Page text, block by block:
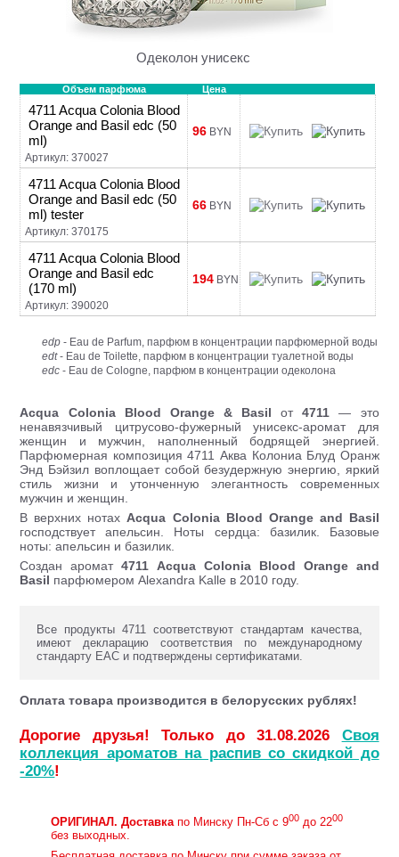
Одеколон унисекс
Объем парфюма Цена
4711 Acqua Colonia Blood
Orange and Basil edc (50
ml)
Артикул: 370027
96 BYN
4711 Acqua Colonia Blood
Orange and Basil edc (50
ml) tester
Артикул: 370175
66 BYN
4711 Acqua Colonia Blood
Orange and Basil edc
(170 ml)
Артикул: 390020
194 BYN
edp - Eau de Parfum, парфюм в концентрации парфюмерной воды
edt- Eau de Toilette, парфюм в концентрации туалетной воды
edc - Eau de Cologne, парфюм в концентрации одеколона
Acqua Colonia Blood Orange & Basil от4711 — это
ненавязчивый цитрусово-фужерный унисекс-аромат для
женщин и мужчин, наполненный бодрящей энергией.
Парфюмерная композиция 4711 Аква Колониа Блуд Оранж
Энд Бэйзил воплощает собой безудержную энергию, яркий
стиль жизни и утонченную элегантность современных
мужчин и женщин.
В верхних нотах Acqua Colonia Blood Orange and Basil
господствует апельсин. Ноты сердца: базилик. Базовые
ноты: апельсин и базилик.
Создан аромат4711 Acqua Colonia Blood Orange and
Basil парфюмером Alexandra Kalle в 2010 году.
Все продукты 4711 соответствуют стандартам качества,
имеют декларацию соответствия по международному
стандарту ЕАС и подтверждены сертификатами.
Оплата товара производится в белорусских рублях!
Дорогие друзья! Только до 31.08.2026 Своя
коллекция ароматов на распив со скидкой до
-20%!
ОРИГИНАЛ. Доставкапо Минску Пн-Сб с 900 до 2200
без выходных.